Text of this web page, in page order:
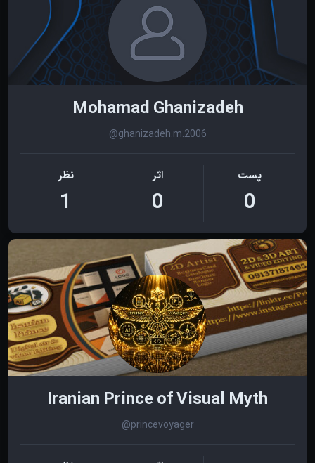
Mohamad Ghanizadeh
@ghanizadeh.m.2006
پست
0
اثر
0
نظر
1
Iranian Prince of Visual Myth
@princevoyager